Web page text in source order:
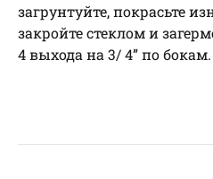
загрунтуйте, покрасьте
закройте стеклом и
4 выхода на 3/ 4” по бокам.